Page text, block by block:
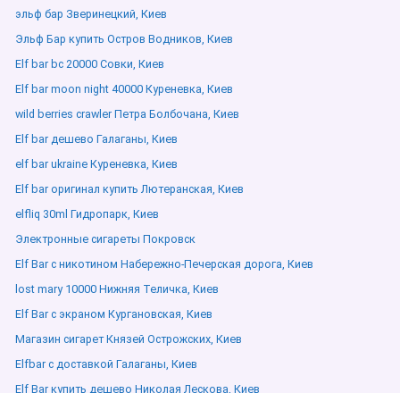
эльф бар Зверинецкий, Киев
Эльф Бар купить Остров Водников, Киев
Elf bar bc 20000 Совки, Киев
Elf bar moon night 40000 Куреневка, Киев
wild berries crawler Петра Болбочана, Киев
Elf bar дешево Галаганы, Киев
elf bar ukraine Куреневка, Киев
Elf bar оригинал купить Лютеранская, Киев
elfliq 30ml Гидропарк, Киев
Электронные сигареты Покровск
Elf Bar с никотином Набережно-Печерская дорога, Киев
lost mary 10000 Нижняя Теличка, Киев
Elf Bar с экраном Кургановская, Киев
Магазин сигарет Князей Острожских, Киев
Elfbar с доставкой Галаганы, Киев
Elf Bar купить дешево Николая Лескова, Киев